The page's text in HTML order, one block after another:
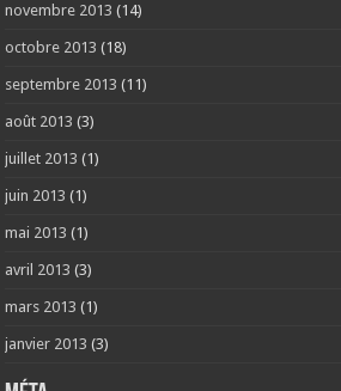
novembre 2013 (14)
octobre 2013 (18)
septembre 2013 (11)
août 2013 (3)
juillet 2013 (1)
juin 2013 (1)
mai 2013 (1)
avril 2013 (3)
mars 2013 (1)
janvier 2013 (3)